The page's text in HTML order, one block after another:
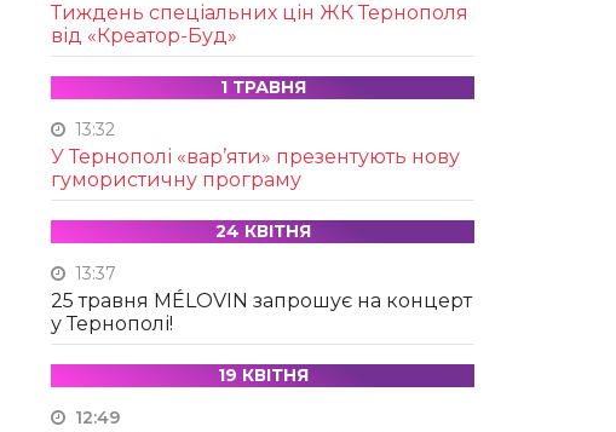
Тиждень спеціальних цін ЖК Тернополя
від «Креатор-Буд»
1 ТРАВНЯ
13:32
У Тернополі «вар’яти» презентують нову
гумористичну програму
24 КВІТНЯ
13:37
25 травня MÉLOVIN запрошує на концерт
у Тернополі!
19 КВІТНЯ
12:49